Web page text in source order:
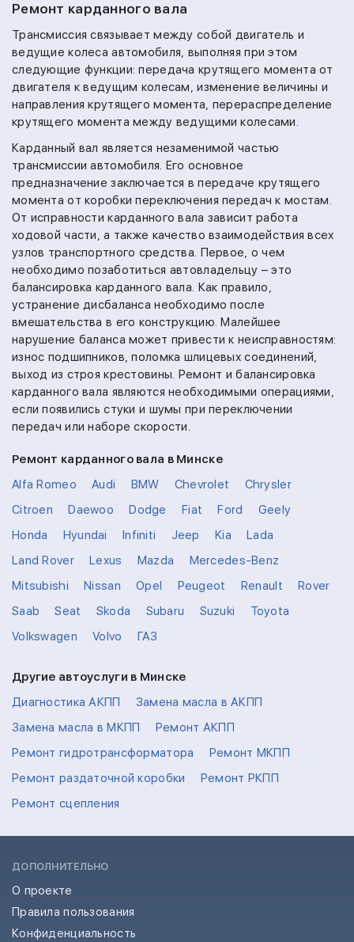
Ремонт карданного вала
Трансмиссия связывает между собой двигатель и
ведущие колеса автомобиля, выполняя при этом
следующие функции: передача крутящего момента от
двигателя к ведущим колесам, изменение величины и
направления крутящего момента, перераспределение
крутящего момента между ведущими колесами.
Карданный вал является незаменимой частью
трансмиссии автомобиля. Его основное
предназначение заключается в передаче крутящего
момента от коробки переключения передач к мостам.
От исправности карданного вала зависит работа
ходовой части, а также качество взаимодействия всех
узлов транспортного средства. Первое, о чем
необходимо позаботиться автовладельцу – это
балансировка карданного вала. Как правило,
устранение дисбаланса необходимо после
вмешательства в его конструкцию. Малейшее
нарушение баланса может привести к неисправностям:
износ подшипников, поломка шлицевых соединений,
выход из строя крестовины. Ремонт и балансировка
карданного вала являются необходимыми операциями,
если появились стуки и шумы при переключении
передач или наборе скорости.
Ремонт карданного вала в Минске
Alfa Romeo
Audi BMW Chevrolet
Chrysler
Citroen
Daewoo Dodge Fiat Ford
Geely
Honda
Hyundai Infiniti Jeep Kia
Lada
Land Rover
Lexus Mazda
Mercedes-Benz
Mitsubishi
Nissan Opel Peugeot Renault
Rover
Saab
Seat Skoda Subaru Suzuki
Toyota
Volkswagen
Volvo ГАЗ
Другие автоуслуги в Минске
Диагностика АКПП
Замена масла в АКПП
Замена масла в МКПП
Ремонт АКПП
Ремонт гидротрансформатора
Ремонт МКПП
Ремонт раздаточной коробки
Ремонт РКПП
Ремонт сцепления
ДОПОЛНИТЕЛЬНО
О проекте
Правила пользования
Конфиденциальность